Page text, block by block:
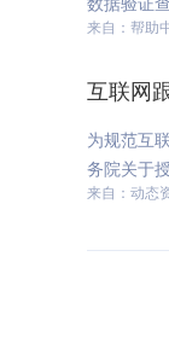
来自：帮助
互联网
为规范互
务院关于
来自：动态